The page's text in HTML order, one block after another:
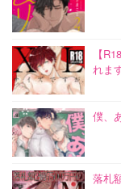
【
れま
僕、
落札